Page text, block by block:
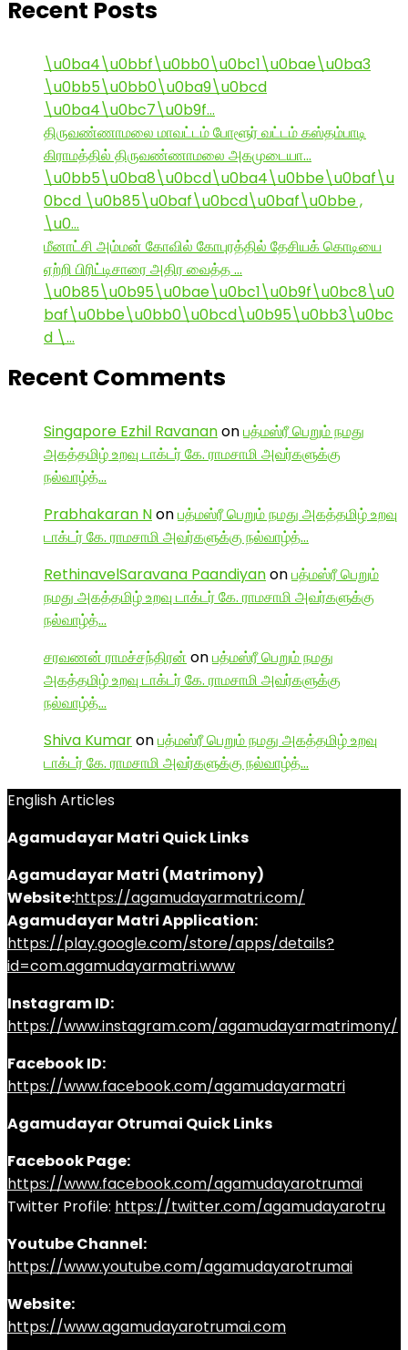
Recent Posts
\u0ba4\u0bbf\u0bb0\u0bc1\u0bae\u0ba3
\u0bb5\u0bb0\u0ba9\u0bcd
\u0ba4\u0bc7\u0b9f…
திருவண்ணாமலை மாவட்டம் போளூர் வட்டம் கஸ்தம்பாடி
கிராமத்தில் திருவண்ணாமலை அகமுடையா…
\u0bb5\u0ba8\u0bcd\u0ba4\u0bbe\u0baf\u
0bcd \u0b85\u0baf\u0bcd\u0baf\u0bbe ,
\u0…
மீனாட்சி அம்மன் கோவில் கோபுரத்தில் தேசியக் கொடியை
ஏற்றி பிரிட்டிசாரை அதிர வைத்த …
\u0b85\u0b95\u0bae\u0bc1\u0b9f\u0bc8\u0
baf\u0bbe\u0bb0\u0bcd\u0b95\u0bb3\u0bc
d \…
Recent Comments
Singapore Ezhil Ravananonபத்மஸ்ரீ பெறும் நமது
அகத்தமிழ் உறவு டாக்டர் கே. ராமசாமி அவர்களுக்கு
நல்வாழ்த்…
Prabhakaran Nonபத்மஸ்ரீ பெறும் நமது அகத்தமிழ் உறவு
டாக்டர் கே. ராமசாமி அவர்களுக்கு நல்வாழ்த்…
RethinavelSaravana Paandiyanonபத்மஸ்ரீ பெறும்
நமது அகத்தமிழ் உறவு டாக்டர் கே. ராமசாமி அவர்களுக்கு
நல்வாழ்த்…
சரவணன் ராமச்சந்திரன் onபத்மஸ்ரீ பெறும் நமது
அகத்தமிழ் உறவு டாக்டர் கே. ராமசாமி அவர்களுக்கு
நல்வாழ்த்…
Shiva Kumaronபத்மஸ்ரீ பெறும் நமது அகத்தமிழ் உறவு
டாக்டர் கே. ராமசாமி அவர்களுக்கு நல்வாழ்த்…
English Articles
Agamudayar Matri Quick Links
Agamudayar Matri (Matrimony)
Website:https://agamudayarmatri.com/
Agamudayar Matri Application:
https://play.google.com/store/apps/details?
id=com.agamudayarmatri.www
Instagram ID:
https://www.instagram.com/agamudayarmatrimony/
Facebook ID:
https://www.facebook.com/agamudayarmatri
Agamudayar Otrumai Quick Links
Facebook Page:
https://www.facebook.com/agamudayarotrumai
Twitter Profile: https://twitter.com/agamudayarotru
Youtube Channel:
https://www.youtube.com/agamudayarotrumai
Website:
https://www.agamudayarotrumai.com